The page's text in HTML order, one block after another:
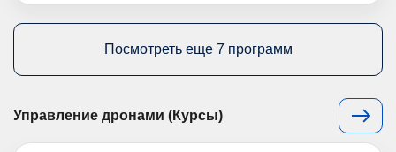
Посмотреть еще 7 программ
Управление дронами (Курсы)